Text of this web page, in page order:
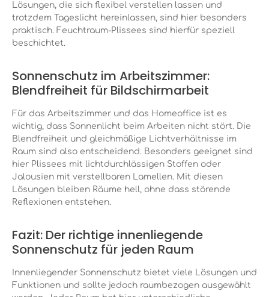
Lösungen, die sich flexibel verstellen lassen und
trotzdem Tageslicht hereinlassen, sind hier besonders
praktisch. Feuchtraum-Plissees sind hierfür speziell
beschichtet.
Sonnenschutz im Arbeitszimmer:
Blendfreiheit für Bildschirmarbeit
Für das Arbeitszimmer und das Homeoffice ist es
wichtig, dass Sonnenlicht beim Arbeiten nicht stört. Die
Blendfreiheit und gleichmäßige Lichtverhältnisse im
Raum sind also entscheidend. Besonders geeignet sind
hier Plissees mit lichtdurchlässigen Stoffen oder
Jalousien mit verstellbaren Lamellen. Mit diesen
Lösungen bleiben Räume hell, ohne dass störende
Reflexionen entstehen.
Fazit: Der richtige innenliegende
Sonnenschutz für jeden Raum
Innenliegender Sonnenschutz bietet viele Lösungen und
Funktionen und sollte jedoch raumbezogen ausgewählt